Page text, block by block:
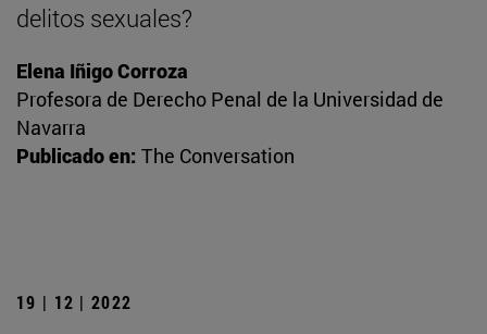
delitos sexuales?
Elena Iñigo Corroza
Profesora de Derecho Penal de la Universidad de
Navarra
Publicado en: The Conversation
19 | 12 | 2022